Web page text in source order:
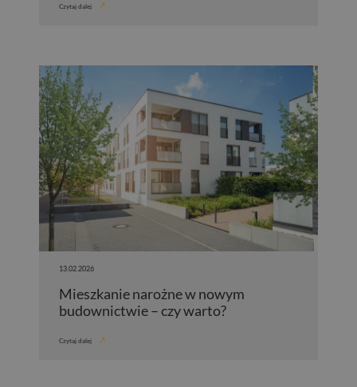
Czytaj dalej
13.02.2026
Mieszkanie narożne w nowym
budownictwie – czy warto?
Czytaj dalej